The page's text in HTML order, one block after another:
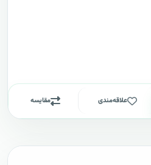
علاقه‌مندی مقایسه